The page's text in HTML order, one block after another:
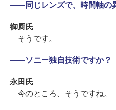
――同じレンズで、時間軸の
御厨氏
そうです。
――ソニー独自技術ですか？
永田氏
今のところ、そうですね。